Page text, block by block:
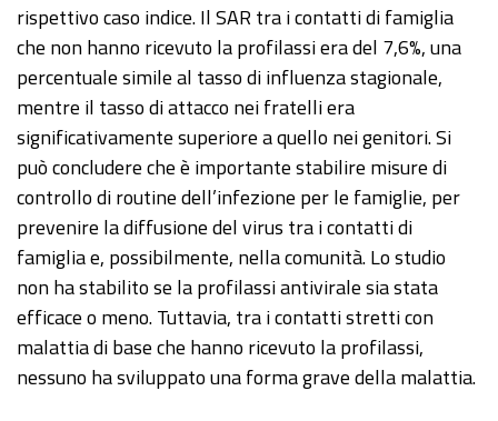
rispettivo caso indice. Il SAR tra i contatti di famiglia
che non hanno ricevuto la profilassi era del 7,6%, una
percentuale simile al tasso di influenza stagionale,
mentre il tasso di attacco nei fratelli era
significativamente superiore a quello nei genitori. Si
può concludere che è importante stabilire misure di
controllo di routine dell’infezione per le famiglie, per
prevenire la diffusione del virus tra i contatti di
famiglia e, possibilmente, nella comunità. Lo studio
non ha stabilito se la profilassi antivirale sia stata
efficace o meno. Tuttavia, tra i contatti stretti con
malattia di base che hanno ricevuto la profilassi,
nessuno ha sviluppato una forma grave della malattia.